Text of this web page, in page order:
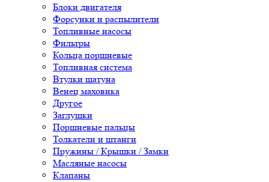
Блоки двигателя
Форсунки и распылители
Топливные насосы
Фильтры
Кольца поршневые
Топливная система
Втулки шатуна
Венец маховика
Другое
Заглушки
Поршневые пальцы
Толкатели и штанги
Пружины / Крышки / Замки
Масляные насосы
Клапаны